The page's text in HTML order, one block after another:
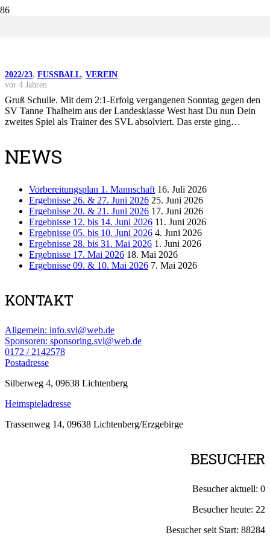
2022/23, FUSSBALL, VEREIN
vor 4 Jahren
Gruß Schulle. Mit dem 2:1-Erfolg vergangenen Sonntag gegen den
SV Tanne Thalheim aus der Landesklasse West hast Du nun Dein
zweites Spiel als Trainer des SVL absolviert. Das erste ging…
NEWS
Vorbereitungsplan 1. Mannschaft 16. Juli 2026
Ergebnisse 26. & 27. Juni 2026 25. Juni 2026
Ergebnisse 20. & 21. Juni 2026 17. Juni 2026
Ergebnisse 12. bis 14. Juni 2026 11. Juni 2026
Ergebnisse 05. bis 10. Juni 2026 4. Juni 2026
Ergebnisse 28. bis 31. Mai 2026 1. Juni 2026
Ergebnisse 17. Mai 2026 18. Mai 2026
Ergebnisse 09. & 10. Mai 2026 7. Mai 2026
KONTAKT
Allgemein: info.svl@web.de
Sponsoren: sponsoring.svl@web.de
0172 / 2142578
Postadresse
Silberweg 4, 09638 Lichtenberg
Heimspieladresse
Trassenweg 14, 09638 Lichtenberg/Erzgebirge
BESUCHER
Besucher aktuell: 0
Besucher heute: 22
Besucher seit Start: 88284